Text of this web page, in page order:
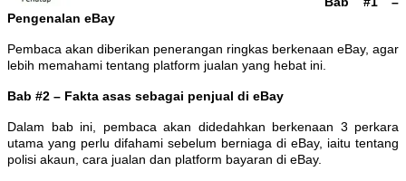
Pengenalan eBay
Pembaca akan diberikan penerangan ringkas berkenaan eBay, agar
lebih memahami tentang platform jualan yang hebat ini.
Bab #2 – Fakta asas sebagai penjual di eBay
Dalam bab ini, pembaca akan didedahkan berkenaan 3 perkara
utama yang perlu difahami sebelum berniaga di eBay, iaitu tentang
polisi akaun, cara jualan dan platform bayaran di eBay.